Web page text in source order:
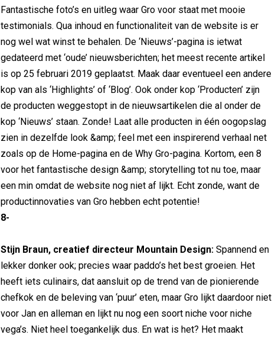
Fantastische foto’s en uitleg waar Gro voor staat met mooie
testimonials. Qua inhoud en functionaliteit van de website is er
nog wel wat winst te behalen. De ‘Nieuws’-pagina is ietwat
gedateerd met ‘oude’ nieuwsberichten; het meest recente artikel
is op 25 februari 2019 geplaatst. Maak daar eventueel een andere
kop van als ‘Highlights’ of ‘Blog’. Ook onder kop ‘Producten’ zijn
de producten weggestopt in de nieuwsartikelen die al onder de
kop ‘Nieuws’ staan. Zonde! Laat alle producten in één oogopslag
zien in dezelfde look &amp; feel met een inspirerend verhaal net
zoals op de Home-pagina en de Why Gro-pagina. Kortom, een 8
voor het fantastische design &amp; storytelling tot nu toe, maar
een min omdat de website nog niet af lijkt. Echt zonde, want de
productinnovaties van Gro hebben echt potentie!
8-
Stijn Braun, creatief directeur Mountain Design: Spannend en
lekker donker ook; precies waar paddo’s het best groeien. Het
heeft iets culinairs, dat aansluit op de trend van de pionierende
chefkok en de beleving van ‘puur’ eten, maar Gro lijkt daardoor niet
voor Jan en alleman en lijkt nu nog een soort niche voor niche
vega’s. Niet heel toegankelijk dus. En wat is het? Het maakt